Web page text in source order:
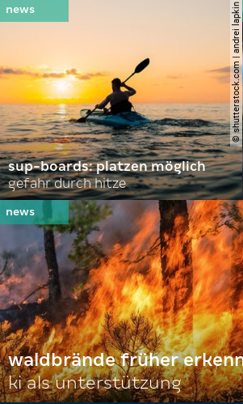
© shutterstock.com | andrei lapkin
sup-boards: platzen möglich
gefahr durch hitze
waldbrände früher
ki als unterstützung